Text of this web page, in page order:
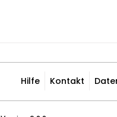
Hilfe Kontakt